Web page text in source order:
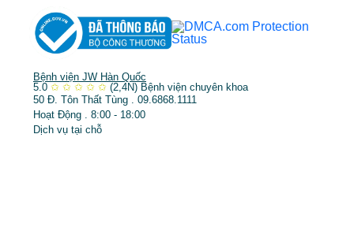
Bệnh viện JW Hàn Quốc
5.0 ✩ ✩ ✩ ✩ ✩ (2,4N) Bệnh viện chuyên khoa
50 Đ. Tôn Thất Tùng . 09.6868.1111
Hoạt Động . 8:00 - 18:00
Dịch vụ tại chỗ